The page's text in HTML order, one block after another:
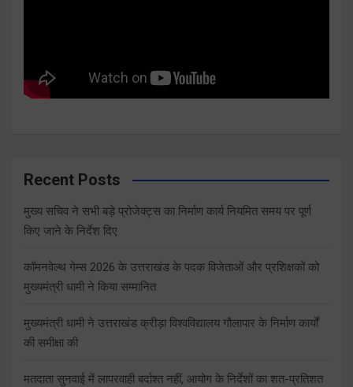
Recent Posts
मुख्य सचिव ने सभी बड़े प्रोजेक्ट्स का निर्माण कार्य नियमित समय पर पूर्ण
किए जाने के निर्देश दिए
कॉमनवेल्थ गेम्स 2026 के उत्तराखंड के पदक विजेताओं और प्रशिक्षकों को
मुख्यमंत्री धामी ने किया सम्मानित
मुख्यमंत्री धामी ने उत्तराखंड क्रीड़ा विश्वविद्यालय गौलापार के निर्माण कार्यों
की समीक्षा की
मतदाता सुनवाई में लापरवाही बर्दाश्त नहीं, आयोग के निर्देशों का शत-प्रतिशत